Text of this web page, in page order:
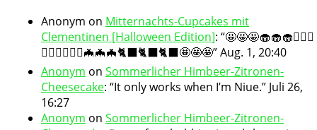
Anonym on Mitternachts-Cupcakes mit
Clementinen [Halloween Edition]: “🤩🤩🤩🧁🧁🧁🧛🏻‍♀️
🧛🏻‍♀️🧛🏻‍♀️🦇🦇🦇🐈‍⬛🐈‍⬛🐈‍⬛🤩🤩🤩”Aug. 1, 20:40
Anonym on Sommerlicher Himbeer-Zitronen-
Cheesecake: “It only works when I’m Niue.” Juli 26,
16:27
Anonym on Sommerlicher Himbeer-Zitronen-